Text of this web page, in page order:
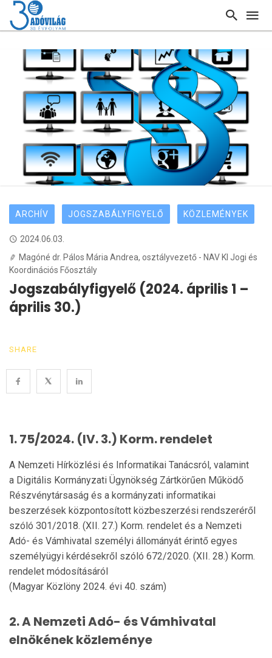
ARCHÍV JOGSZABÁLYFIGYELŐ KÖZLEMÉNYEK
2024.06.03.
Magóné dr. Pálos Mária Andrea, osztályvezető - NAV KI Jogi és
Koordinációs Főosztály
Jogszabályfigyelő (2024. április 1 –
április 30.)
SHARE
1. 75/2024. (IV. 3.) Korm. rendelet
A Nemzeti Hírközlési és Informatikai Tanácsról, valamint
a Digitális Kormányzati Ügynökség Zártkörűen Működő
Részvénytársaság és a kormányzati informatikai
beszerzések központosított közbeszerzési rendszeréről
szóló 301/2018. (XII. 27.) Korm. rendelet és a Nemzeti
Adó- és Vámhivatal személyi állományát érintő egyes
személyügyi kérdésekről szóló 672/2020. (XII. 28.) Korm.
rendelet módosításáról
(Magyar Közlöny 2024. évi 40. szám)
2. A Nemzeti Adó- és Vámhivatal
elnökének közleménye